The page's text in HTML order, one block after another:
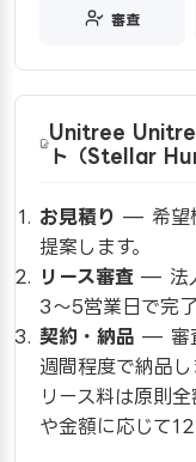
審査
Unitree
ト（Stellar
お見積り — 希望
提案します。
リース審査 — 法
3〜5営業日で完了
契約・納品 — 審
週間程度で納品し
リース料は原則
や金額に応じて